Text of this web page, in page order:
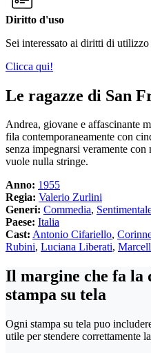
Diritto d'uso
Sei interessato ai diritti di
Clicca qui!
Le ragazze di San
Andrea, giovane e affascinante
fila contemporaneamente con
senza impegnarsi veramente
vuole nulla stringe.
Anno: 1955
Regia: Valerio Zurlini
Generi: Commedia,
Paese: Italia
Cast: Antonio Cifariello,
Rubini, Luciana Liberati,
Il margine che fa la
stampa su tela
Ogni stampa su tela puo
utile per stendere correttamente